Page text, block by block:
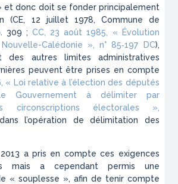
et donc doit se fonder principalement
(CE, 12 juillet 1978, Commune de
309 ;CC, 23 août 1985, « Évolution
Calédonie » , n° 85‑197 DC),
des autres limites administratives
peuvent être prises en compte
« Loi relative à l’élection des députés
Gouvernement à délimiter par
circonscriptions électorales »
l’opération de délimitation des
a pris en compte ces exigences
mais a cependant permis une
« souplesse », afin de tenir compte